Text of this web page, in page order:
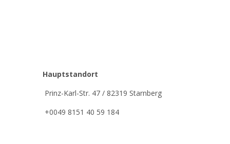
Hauptstandort
Prinz-Karl-Str. 47 / 82319 Starnberg
+0049 8151 40 59 184